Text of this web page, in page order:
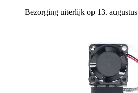
Bezorging uiterlijk op 13. augustus